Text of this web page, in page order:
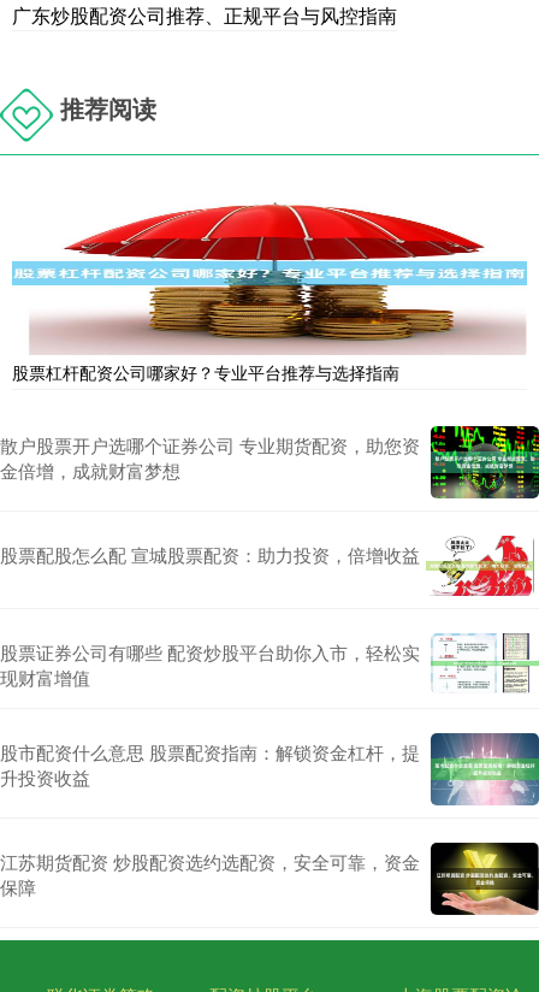
广东炒股配资公司推荐、正规平台与风控指南
推荐阅读
股票杠杆配资公司哪家好？专业平台推荐与选择指南
散户股票开户选哪个证券公司 专业期货配资，助您资
金倍增，成就财富梦想
股票配股怎么配 宣城股票配资：助力投资，倍增收益
股票证券公司有哪些 配资炒股平台助你入市，轻松实
现财富增值
股市配资什么意思 股票配资指南：解锁资金杠杆，提
升投资收益
江苏期货配资 炒股配资选约选配资，安全可靠，资金
保障